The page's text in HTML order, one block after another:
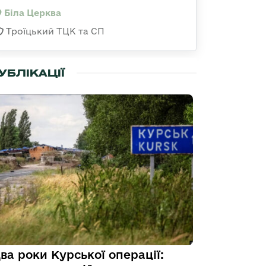
Біла Церква
Троїцький ТЦК та СП
роки Курської операції: